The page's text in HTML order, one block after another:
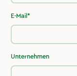
E-Mail*
Unternehmen